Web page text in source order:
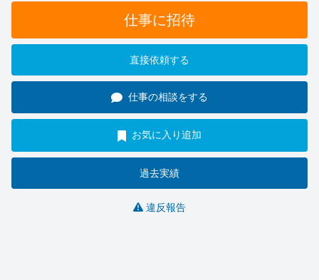
仕事に招待
直接依頼する
仕事の相談をする
お気に入り追加
過去実績
違反報告